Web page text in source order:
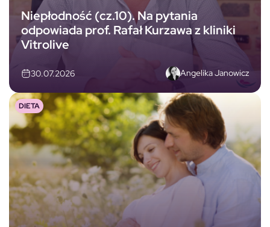
Niepłodność (cz.10). Na pytania
odpowiada prof. Rafał Kurzawa z kliniki
Vitrolive
30.07.2026 Angelika Janowicz
DIETA